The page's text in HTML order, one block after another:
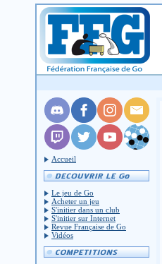
Accueil
Le jeu de Go
Acheter un jeu
S'initier dans un club
S'initier sur Internet
Revue Française de Go
Vidéos